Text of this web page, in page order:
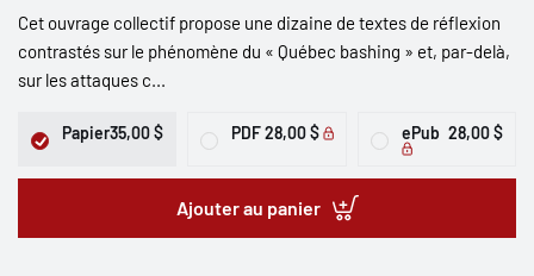
Cet ouvrage collectif propose une dizaine de textes de réflexion
contrastés sur le phénomène du « Québec bashing » et, par-delà,
sur les attaques c...
Papier35,00 $ PDF28,00 $ ePub 28,00 $
Ajouter au panier